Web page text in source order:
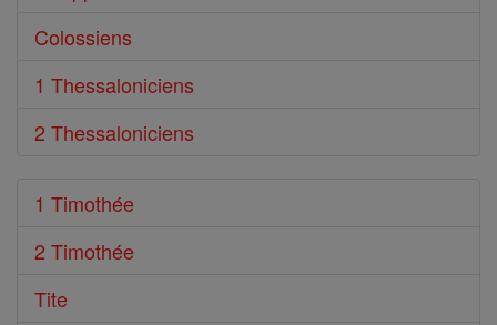
Colossiens
1 Thessaloniciens
2 Thessaloniciens
1 Timothée
2 Timothée
Tite